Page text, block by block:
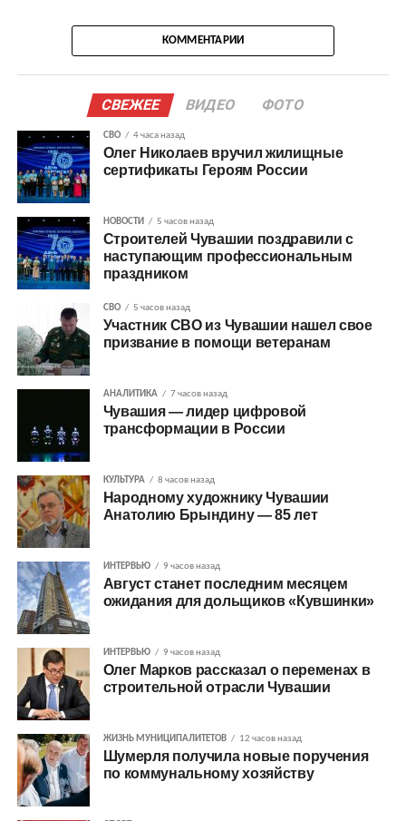
КОММЕНТАРИИ
СВЕЖЕЕ ВИДЕО ФОТО
СВО 4 часа назад
Олег Николаев вручил жилищные
сертификаты Героям России
НОВОСТИ 5 часов назад
Строителей Чувашии поздравили с
наступающим профессиональным
праздником
СВО 5 часов назад
Участник СВО из Чувашии нашел свое
призвание в помощи ветеранам
АНАЛИТИКА 7 часов назад
Чувашия — лидер цифровой
трансформации в России
КУЛЬТУРА 8 часов назад
Народному художнику Чувашии
Анатолию Брындину — 85 лет
ИНТЕРВЬЮ 9 часов назад
Август станет последним месяцем
ожидания для дольщиков «Кувшинки»
ИНТЕРВЬЮ 9 часов назад
Олег Марков рассказал о переменах в
строительной отрасли Чувашии
ЖИЗНЬ МУНИЦИПАЛИТЕТОВ 12 часов назад
Шумерля получила новые поручения
по коммунальному хозяйству